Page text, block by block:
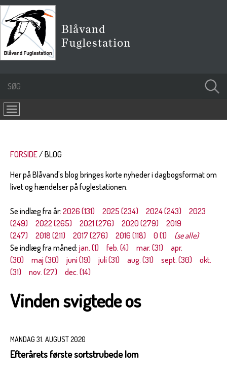
FORSIDE
BLOG
Her på Blåvand's blog bringes korte nyheder i dagbogsformat om
livet og hændelser på fuglestationen.
Se indlæg fra år: 2026 (131) 2025 (234) 2024 (243)
2023
(249)
2022 (265) 2021 (276) 2020 (279)
2019
(247)
2018 (211) 2017 (276) 2016 (118) 0 (1)
(se alle)
Se indlæg fra måned: jan. (1) feb. (4) mar. (31)
apr.
(30)
maj (30) juni (19) juli (31) aug. (31) sept. (30)
okt.
(31)
nov. (27) dec. (14)
Vinden svigtede os
MANDAG 31. AUGUST 2020
Efterårets første sortstrubede lom